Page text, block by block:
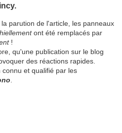
parution de l'article, les panneaux
ont été remplacés par
!
qu'une publication sur le blog
des réactions rapides.
et qualifié par les